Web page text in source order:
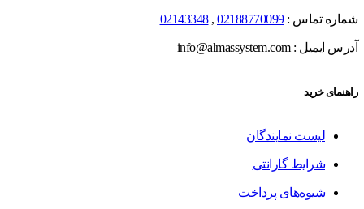
شماره تماس :02188770099
,
02143348
آدرس ایمیل : info@almassystem.com
راهنمای خرید
لیست نمایندگان
شرایط گارانتی
شیوه‌های پرداخت